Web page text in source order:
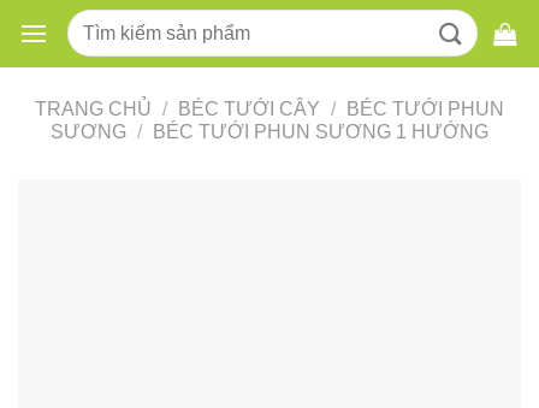
content
Tìm
kiếm:
TRANG CHỦ / BÉC TƯỚI CÂY /
BÉC TƯỚI PHUN
SƯƠNG / BÉC TƯỚI PHUN SƯƠNG 1 HƯỚNG